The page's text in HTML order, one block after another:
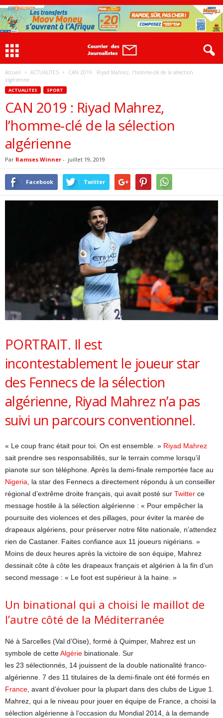
Accueil ACTUALITES
CAN 2019 : Riyad Mahrez, l’homme-clé de la sélection
algérienne
ACTUALITES SPORT
CAN 2019 : Riyad Mahrez,
l’homme-clé de la sélection
algérienne
Par Ramses Winner - juillet 19, 2019
Facebook Twitter
PORTRAIT. Il est
incontestablement le joueur star
des Fennecs de la sélection
algérienne, Riyad Mahrez n’a pas
suivi un parcours conventionnel.
« Le coup franc était pour toi. On est ensemble. » Riyad Mahrez
sait prendre ses responsabilités, sur le terrain comme lorsqu’il
pianote sur son téléphone. Après la demi-finale remportée face au
Nigeria , la star des Fennecs a directement répondu à un conseiller
régional d’extrême droite français, qui avait posté sur Twitter ce
message hostile à la sélection algérienne : « Pour empêcher la
poursuite des violences et des pillages, pour éviter la marée de
drapeaux algériens, pour préserver notre fête nationale, n’attendez
rien de Castaner. Faites confiance aux 11 joueurs nigérians. »
Moins de deux heures après la victoire de son équipe, Mahrez
dessinait côte à côte les drapeaux français et algérien à la fin d’un
second message : « Le foot est supérieur à la haine. »
Un binational qui a choisi le maillot de
l’autre côté de la Méditerranée
Né à Sarcelles (Val d’Oise), formé à Quimper, Mahrez est un
symbole de cetteAlgérie binationale. Sur
les 23 sélectionnés, 14 jouissent de la double nationalité franco-
algérienne. 7 des 11 titulaires de la demi-finale ont été formés en
France , avant d’évoluer pour la plupart dans des clubs de Ligue 1.
Mahrez, qui a le niveau pour jouer en équipe de France, a choisi la
sélection algérienne à l’occasion du Mondial 2014, à la demande